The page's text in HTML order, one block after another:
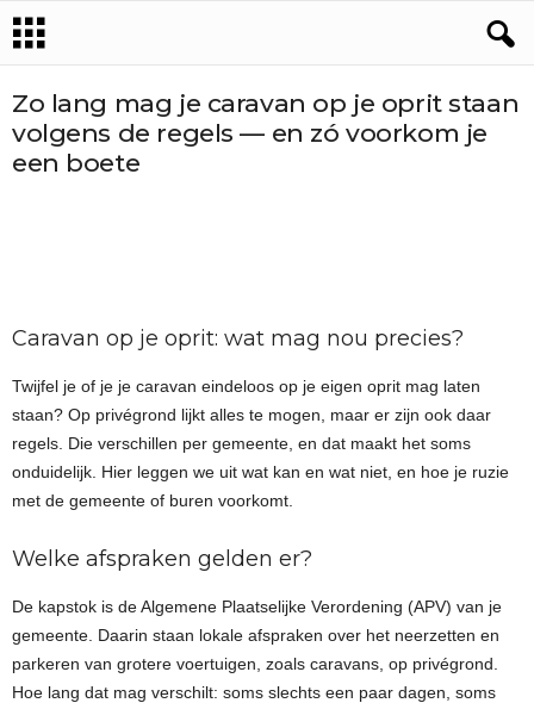
Zo lang mag je caravan op je oprit staan
volgens de regels — en zó voorkom je
een boete
Caravan op je oprit: wat mag nou precies?
Twijfel je of je je caravan eindeloos op je eigen oprit mag laten
staan? Op privégrond lijkt alles te mogen, maar er zijn ook daar
regels. Die verschillen per gemeente, en dat maakt het soms
onduidelijk. Hier leggen we uit wat kan en wat niet, en hoe je ruzie
met de gemeente of buren voorkomt.
Welke afspraken gelden er?
De kapstok is de Algemene Plaatselijke Verordening (APV) van je
gemeente. Daarin staan lokale afspraken over het neerzetten en
parkeren van grotere voertuigen, zoals caravans, op privégrond.
Hoe lang dat mag verschilt: soms slechts een paar dagen, soms